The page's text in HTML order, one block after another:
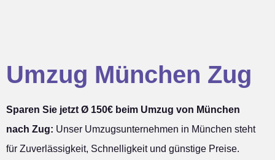
Umzug München Zug
Sparen Sie jetzt Ø 150€ beim Umzug von München
nach Zug: Unser Umzugsunternehmen in München steht
für Zuverlässigkeit, Schnelligkeit und günstige Preise.